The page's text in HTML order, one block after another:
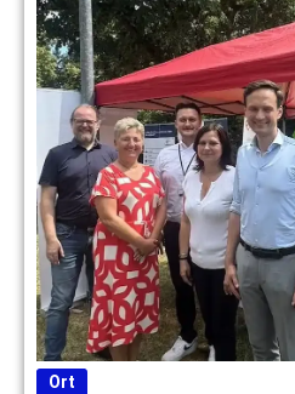
Ort